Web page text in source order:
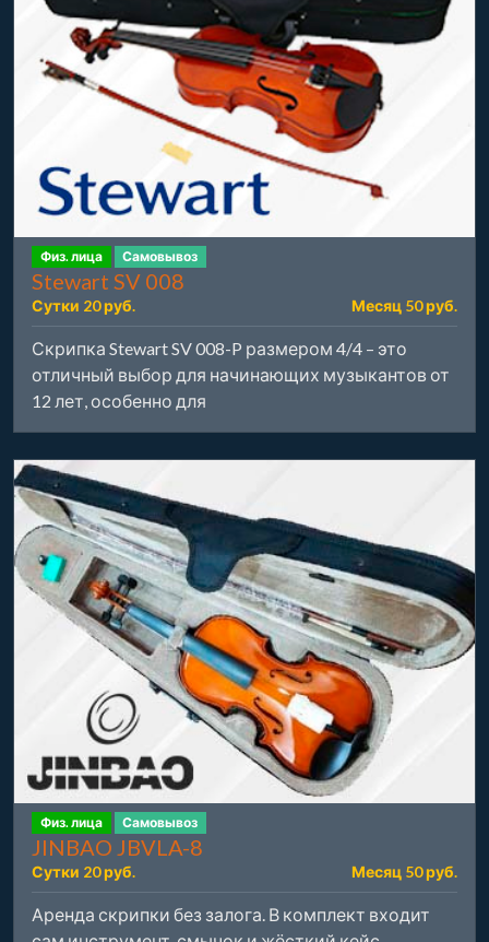
Физ. лица Самовывоз
Stewart SV 008
Сутки 20 руб. Месяц 50 руб.
Скрипка Stewart SV 008-P размером 4/4 – это
отличный выбор для начинающих музыкантов от
12 лет, особенно для
Физ. лица Самовывоз
JINBAO JBVLA-8
Сутки 20 руб. Месяц 50 руб.
Аренда скрипки без залога. В комплект входит